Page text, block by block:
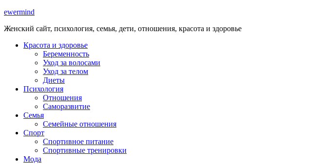
ewermind
Женский сайт, психология, семья, дети, отношения, красота и здоровье
Красота и здоровье
Беременность
Уход за волосами
Уход за телом
Диеты
Психология
Отношения
Саморазвитие
Семья
Семейные отношения
Спорт
Спортивное питание
Спортивные тренировки
Мода